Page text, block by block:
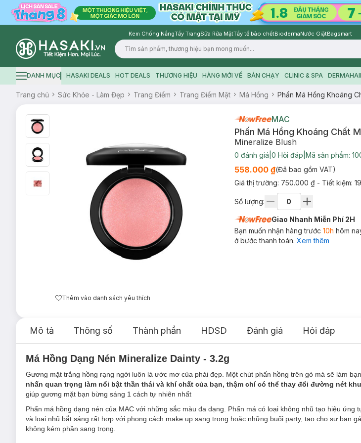
Kem Chống NắngTẩy TrangSữa Rửa MặtTẩy tế bào chếtBiodermaNước GiặtBagsmart
Logo
Hamburger icon
DANH MỤC HASAKI DEALS HOT DEALS THƯƠNG HIỆU HÀNG MỚI VỀ BÁN CHẠY CLINIC & SPA
Trang chủ Sức Khỏe - Làm Đẹp Trang Điểm Trang Điểm Mặt Má Hồng Phấn Má Hồng Khoáng
Thêm vào danh sách yêu thích
MAC
Phấn Má Hồng Khoáng Chất
Mineralize Blush
0 đánh giá 0 Hỏi đáp Mã sản phẩm:
558.000 ₫(Đã bao gồm VAT)
Giá thị trường: 750.000 ₫ - Tiết kiệm:
Số lượng:
Giao Nhanh Miễn Phí 2H
Bạn muốn nhận hàng trước 10h hôm
ở bước thanh toán. Xem thêm
Mô tả Thông số Thành phần HDSD Đánh giá Hỏi đáp
Má Hồng Dạng Nén Mineralize Dainty - 3.2g
Gương mặt trắng hồng rạng ngời luôn là ước mơ của phái đẹp. Một chút phấn hồng trên gò má sẽ làm
nhấn quan trọng làm nổi bật thần thái và khí chất của bạn, thậm chí có thể thay đổi đường nét
giúp gương mặt bạn bừng sáng 1 cách tự nhiên nhất
Phấn má hồng dạng nén của MAC với những sắc màu đa dạng. Phấn má có loại không nhũ tạo hiệu ứng
và loại nhũ bắt sáng rất hợp với phong cách make up sang trọng hoặc những buổi party, tạo cho sự bạn
không kém phần sang trọng.